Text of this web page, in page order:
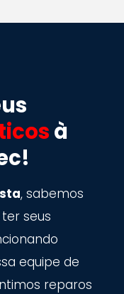
à
, sabemos
seus
equipe de
reparos